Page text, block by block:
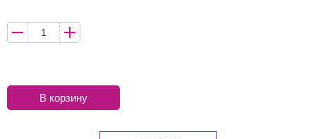
В корзину